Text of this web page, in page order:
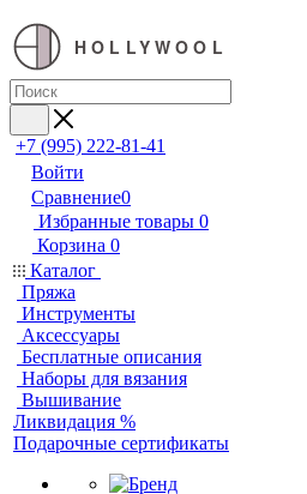
HOLLYWOOL
+7 (995) 222-81-41
Войти
Сравнение0
Избранные товары 0
Корзина 0
Каталог
Пряжа
Инструменты
Аксессуары
Бесплатные описания
Наборы для вязания
Вышивание
Ликвидация %
Подарочные сертификаты